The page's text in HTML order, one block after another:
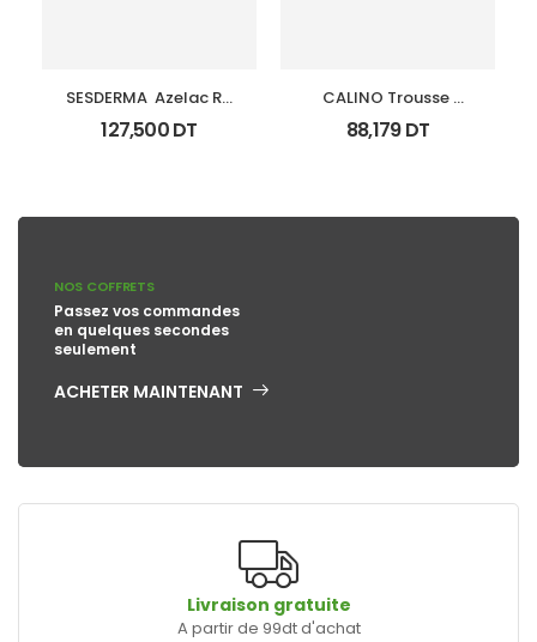
SESDERMA  Azelac Ru
Liposomal Serum
30Ml
127,500DT
CALINO Trousse
Bebe ( 6Pdt )
88,179DT
NOS COFFRETS
Passez vos commandes
en quelques secondes
seulement
ACHETER MAINTENANT
Livraison gratuite
A partir de 99dt d'achat